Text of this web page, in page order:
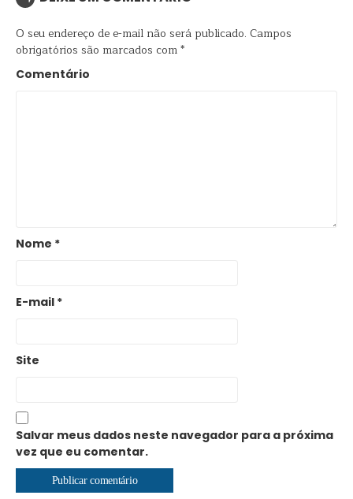
O seu endereço de e-mail não será publicado. Campos
obrigatórios são marcados com*
Comentário
Nome *
E-mail *
Site
Salvar meus dados neste navegador para a próxima
vez que eu comentar.